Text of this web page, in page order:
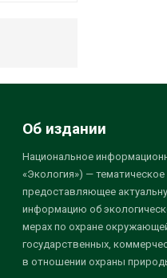
Об издании
Национальное
«Экология») — тематическое
предоставляющее
информацию об
мерах по охране
государственных,
в отношении охраны